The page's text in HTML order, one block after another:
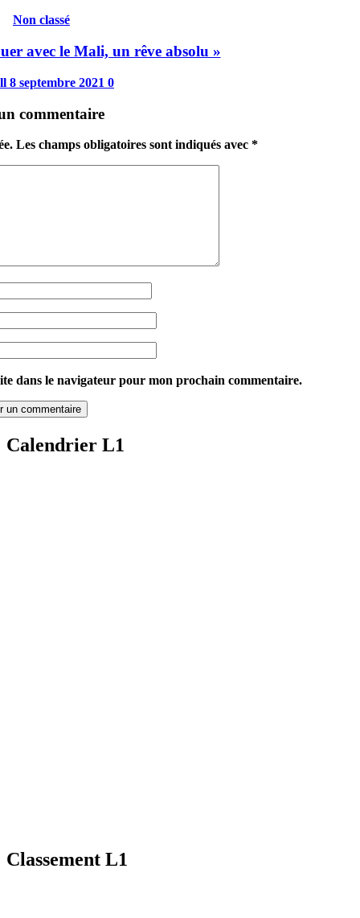
Non classé
avec le Mali, un rêve absolu »
8 septembre 2021 0
commentaire
Les champs obligatoires sont indiqués avec *
dans le navigateur pour mon prochain commentaire.
Calendrier L1
Classement L1